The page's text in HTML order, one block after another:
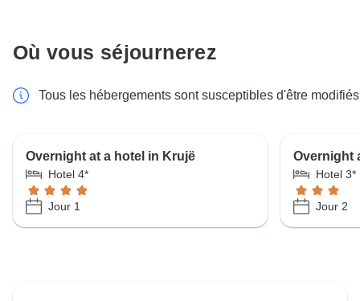
Où vous séjournerez
Tous les hébergements sont susceptibles d'être modifiés
Overnight at a hotel in Krujë
Hotel 4*
Jour 1
Overnight
Hotel 3*
Jour 2